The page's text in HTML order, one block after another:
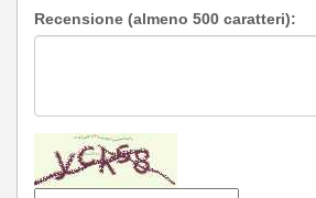
Recensione (almeno 500 caratteri):